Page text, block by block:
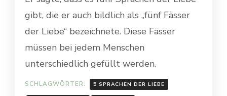
gibt, die er auch bildlich als „fünf Fässer
der Liebe“ bezeichnete. Diese Fässer
müssen bei jedem Menschen
unterschiedlich gefüllt werden.
SCHLAGWÖRTER: 5 SPRACHEN DER LIEBE